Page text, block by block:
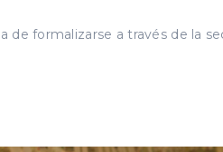
de formalizarse a través de la